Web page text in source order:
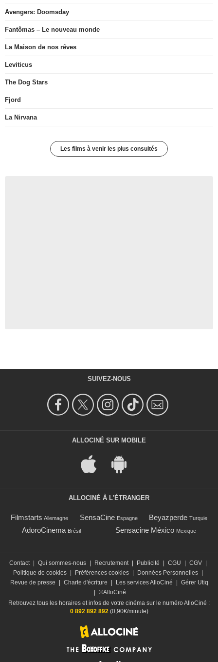
Avengers: Doomsday
Fantômas – Le nouveau monde
La Maison de nos rêves
Leviticus
The Dog Stars
Fjord
La Nirvana
Les films à venir les plus consultés
SUIVEZ-NOUS
ALLOCINÉ SUR MOBILE
ALLOCINÉ À L'ÉTRANGER
Filmstarts Allemagne SensaCine Espagne Beyazperde Turquie
AdoroCinema Brésil Sensacine México Mexique
Contact Qui sommes-nous Recrutement Publicité CGU CGV
Politique de cookies
Préférences cookies Données Personnelles
Revue de presse
Charte d'écriture Les services AlloCiné
Gérer Utiq
©AlloCiné
Retrouvez tous les horaires et infos de votre cinéma sur le numéro AlloCiné :
0 892 892 892(0,90€/minute)